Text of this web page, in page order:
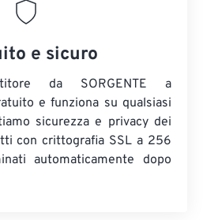
e sicuro
da SORGENTE a
e funziona su qualsiasi
sicurezza e privacy dei
con crittografia SSL a 256
automaticamente dopo